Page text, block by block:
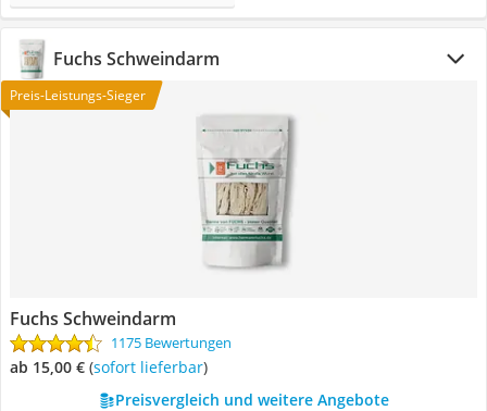
Fuchs Schweindarm
Preis-Leistungs-Sieger
Fuchs Schweindarm
1175 Bewertungen
ab 15,00 € ( Sofort lieferbar)
Preisvergleich und weitere Angebote